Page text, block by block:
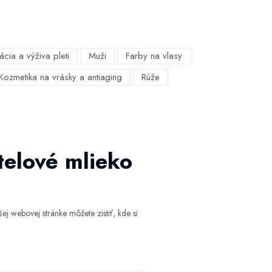
a výživa pleti Muži
Farby na vlasy
na vrásky a antiaging
Rúže
mlieko
webovej stránke môžete zistiť, kde si